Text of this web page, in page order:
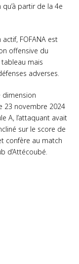
partir de la 4e
FOFANA est
offensive du
mais
adverses.
dimension
23 novembre 2024
A, l’attaquant avait
sur le score de
confère au match
d’Attécoubé.